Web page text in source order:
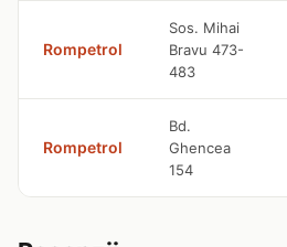
Rompetrol
Sos. Mihai
Bravu 473-
483
Rompetrol
Bd.
Ghencea
154